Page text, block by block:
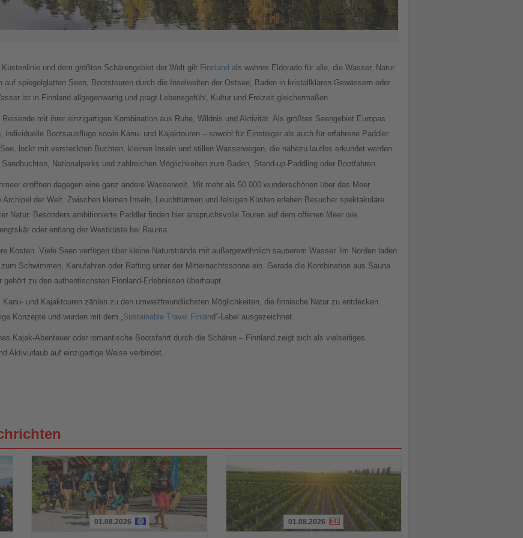
und dem größten Schärengebiet der Welt gilt Finnland als wahres Eldorado für alle, die Wasser, Natur
auf spiegelglatten Seen, Bootstouren durch die Inselwelten der Ostsee, Baden in kristallklaren Gewässern oder
ist in Finnland allgegenwärtig und prägt Lebensgefühl, Kultur und Freizeit gleichermaßen.
Reisende mit ihrer einzigartigen Kombination aus Ruhe, Wildnis und Aktivität. Als größtes Seengebiet Europas
individuelle Bootsausflüge sowie Kanu- und Kajaktouren – sowohl für Einsteiger als auch für erfahrene Paddler.
lockt mit versteckten Buchten, kleinen Inseln und stillen Wasserwegen, die nahezu lautlos erkundet werden
Nationalparks und zahlreichen Möglichkeiten zum Baden, Stand-up-Paddling oder Bootfahren.
eröffnen dagegen eine ganz andere Wasserwelt. Mit mehr als 50.000 wunderschönen über das Meer
der Welt. Zwischen kleinen Inseln, Leuchttürmen und felsigen Küsten erleben Besucher spektakuläre
Natur. Besonders ambitionierte Paddler finden hier anspruchsvolle Touren auf dem offenen Meer wie
oder entlang der Westküste bei Rauma.
Kosten. Viele Seen verfügen über kleine Naturstrände mit außergewöhnlich sauberem Wasser. Im Norden laden
Schwimmen, Kanufahren oder Rafting unter der Mitternachtssonne ein. Gerade die Kombination aus Sauna
zu den authentischsten Finnland-Erlebnissen überhaupt.
und Kajaktouren zählen zu den umweltfreundlichsten Möglichkeiten, die finnische Natur zu entdecken.
Konzepte und wurden mit dem „Sustainable Travel Finland“-Label ausgezeichnet.
Kajak-Abenteuer oder romantische Bootsfahrt durch die Schären – Finnland zeigt sich als vielseitiges
Aktivurlaub auf einzigartige Weise verbindet.
01.08.2026 01.08.2026